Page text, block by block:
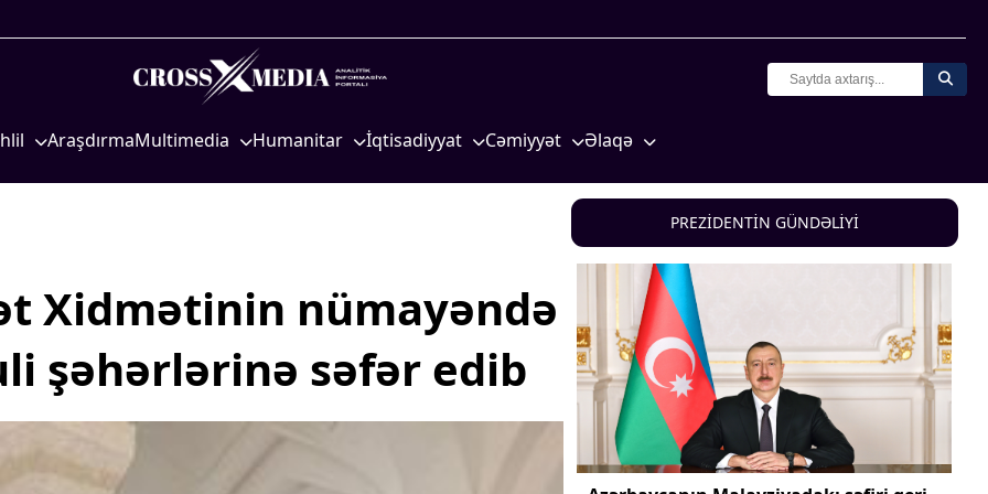
AraşdırmaMultimedia Humanitar
Mədəniyyətimizin Zəfəri
Zəfər Diasporu
Ailə və uşaq
İqtisadiyyat
Kənd təsərrüfatı
Hərbi sənaye
nəqliyyat
Cəmiyyət
Məhkəmə və hüquq
Zəfər - 5
Gənclər və İdman
Media və QHT
Əlaqə
Xidmətinin nümayəndə
şəhərlərinə səfər edib
PREZİDENTİN GÜNDƏLİYİ